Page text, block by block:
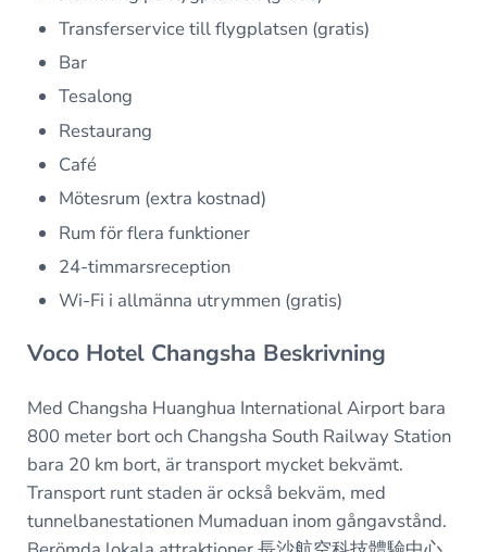
Transferservice till flygplatsen (gratis)
Bar
Tesalong
Restaurang
Café
Mötesrum (extra kostnad)
Rum för flera funktioner
24-timmarsreception
Wi-Fi i allmänna utrymmen (gratis)
Voco Hotel Changsha Beskrivning
Med Changsha Huanghua International Airport bara
800 meter bort och Changsha South Railway Station
bara 20 km bort, är transport mycket bekvämt.
Transport runt staden är också bekväm, med
tunnelbanestationen Mumaduan inom gångavstånd.